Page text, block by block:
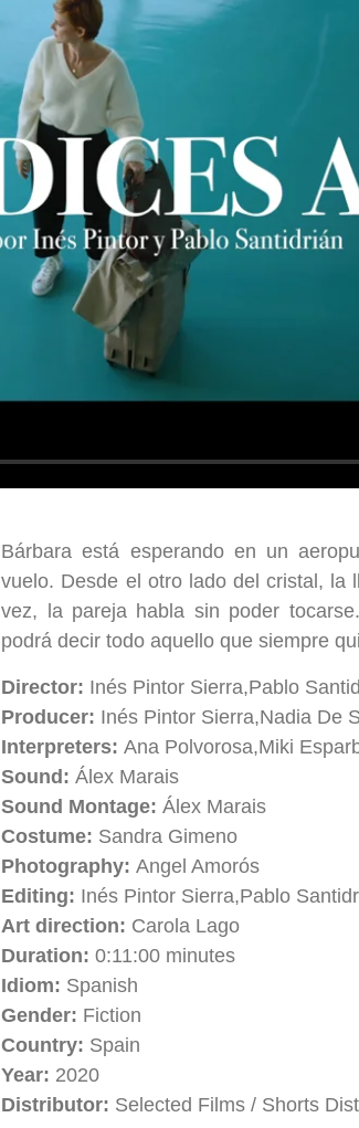
Bárbara está esperando en un
vuelo. Desde el otro lado del cristal, la
vez, la pareja habla sin poder
podrá decir todo aquello que siempre
Director: Inés Pintor Sierra,Pablo
Producer: Inés Pintor Sierra,Nadia De
Interpreters:Ana Polvorosa,Miki
Sound:Álex Marais
Sound Montage:Álex Marais
Costume: Sandra Gimeno
Photography:Angel Amorós
Editing: Inés Pintor Sierra,Pablo
Art direction: Carola Lago
Duration:0:11:00 minutes
Idiom: Spanish
Gender: Fiction
Country: Spain
Year: 2020
Distributor: Selected Films / Shorts